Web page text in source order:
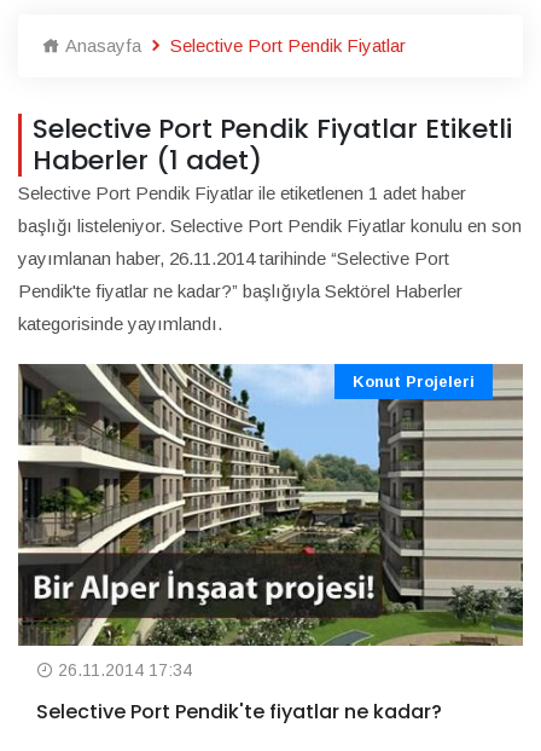
Anasayfa Selective Port Pendik Fiyatlar
Selective Port Pendik Fiyatlar Etiketli
Haberler (1 adet)
Selective Port Pendik Fiyatlar ile etiketlenen 1 adet haber
başlığı listeleniyor. Selective Port Pendik Fiyatlar konulu en son
yayımlanan haber, 26.11.2014 tarihinde “Selective Port
Pendik'te fiyatlar ne kadar?” başlığıyla Sektörel Haberler
kategorisinde yayımlandı.
Konut Projeleri
26.11.2014 17:34
Selective Port Pendik'te fiyatlar ne kadar?